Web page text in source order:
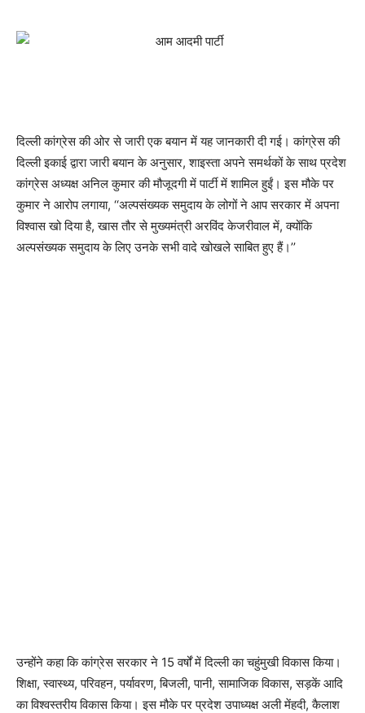
दिल्ली कांग्रेस की ओर से जारी एक बयान में यह जानकारी दी गई। कांग्रेस की
दिल्ली इकाई द्वारा जारी बयान के अनुसार, शाइस्ता अपने समर्थकों के साथ प्रदेश
कांग्रेस अध्यक्ष अनिल कुमार की मौजूदगी में पार्टी में शामिल हुईं। इस मौके पर
कुमार ने आरोप लगाया, ‘‘अल्पसंख्यक समुदाय के लोगों ने आप सरकार में अपना
विश्वास खो दिया है, खास तौर से मुख्यमंत्री अरविंद केजरीवाल में, क्योंकि
अल्पसंख्यक समुदाय के लिए उनके सभी वादे खोखले साबित हुए हैं।’’
उन्होंने कहा कि कांग्रेस सरकार ने 15 वर्षों में दिल्ली का चहुंमुखी विकास किया।
शिक्षा, स्वास्थ्य, परिवहन, पर्यावरण, बिजली, पानी, सामाजिक विकास, सड़कें आदि
का विश्वस्तरीय विकास किया। इस मौके पर प्रदेश उपाध्यक्ष अली मेंहदी, कैलाश